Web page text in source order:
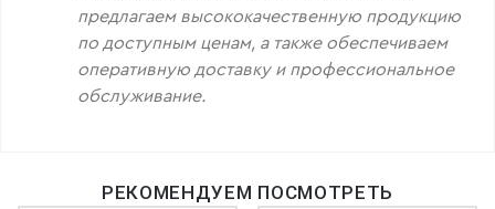
предлагаем высококачественную продукцию
по доступным ценам, а также обеспечиваем
оперативную доставку и профессиональное
обслуживание.
РЕКОМЕНДУЕМ ПОСМОТРЕТЬ